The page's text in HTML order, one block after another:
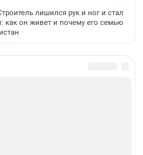
лишился рук и ног и стал
как он живет и почему его семью